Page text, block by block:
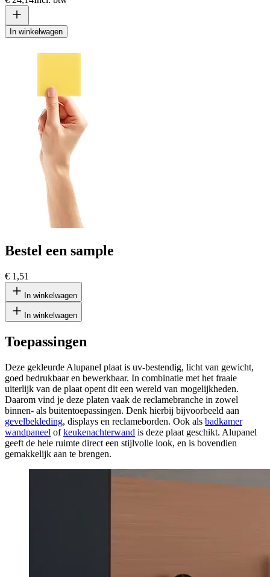
In winkelwagen
Bestel een sample
€ 1,51
In winkelwagen
In winkelwagen
Toepassingen
Deze gekleurde Alupanel plaat is uv-bestendig, licht van gewicht,
goed bedrukbaar en bewerkbaar. In combinatie met het fraaie
uiterlijk van de plaat opent dit een wereld van mogelijkheden.
Daarom vind je deze platen vaak de reclamebranche in zowel
binnen- als buitentoepassingen. Denk hierbij bijvoorbeeld aan
gevelbekleding, displays en reclameborden. Ook als badkamer
wandpaneel ofkeukenachterwand is deze plaat geschikt. Alupanel
geeft de hele ruimte direct een stijlvolle look, en is bovendien
gemakkelijk aan te brengen.